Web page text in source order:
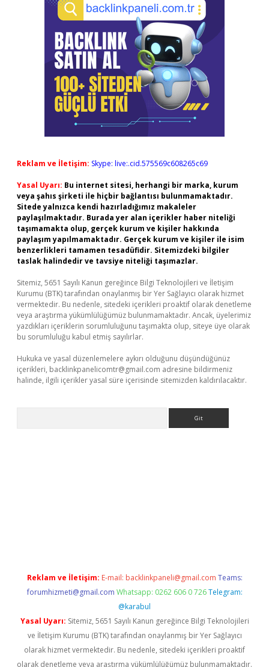
Reklam ve İletişim: Skype: live:.cid.575569c608265c69
Yasal Uyarı: Bu internet sitesi, herhangi bir marka, kurum
veya şahıs şirketi ile hiçbir bağlantısı bulunmamaktadır.
Sitede yalnızca kendi hazırladığımız makaleler
paylaşılmaktadır. Burada yer alan içerikler haber niteliği
taşımamakta olup, gerçek kurum ve kişiler hakkında
paylaşım yapılmamaktadır. Gerçek kurum ve kişiler ile isim
benzerlikleri tamamen tesadüfidir. Sitemizdeki bilgiler
taslak halindedir ve tavsiye niteliği taşımazlar.
Sitemiz, 5651 Sayılı Kanun gereğince Bilgi Teknolojileri ve İletişim
Kurumu (BTK) tarafından onaylanmış bir Yer Sağlayıcı olarak hizmet
vermektedir. Bu nedenle, sitedeki içerikleri proaktif olarak denetleme
veya araştırma yükümlülüğümüz bulunmamaktadır. Ancak, üyelerimiz
yazdıkları içeriklerin sorumluluğunu taşımakta olup, siteye üye olarak
bu sorumluluğu kabul etmiş sayılırlar.
Hukuka ve yasal düzenlemelere aykırı olduğunu düşündüğünüz
içerikleri, backlinkpanelicomtr@gmail.com adresine bildirmeniz
halinde, ilgili içerikler yasal süre içerisinde sitemizden kaldırılacaktır.
Reklam ve İletişim: E-mail: backlinkpaneli@gmail.com Teams:
forumhizmeti@gmail.com Whatsapp: 0262 606 0 726 Telegram:
@karabul
Yasal Uyarı: Sitemiz, 5651 Sayılı Kanun gereğince Bilgi Teknolojileri
ve İletişim Kurumu (BTK) tarafından onaylanmış bir Yer Sağlayıcı
olarak hizmet vermektedir. Bu nedenle, sitedeki içerikleri proaktif
olarak denetleme veya araştırma yükümlülüğümüz bulunmamaktadır.